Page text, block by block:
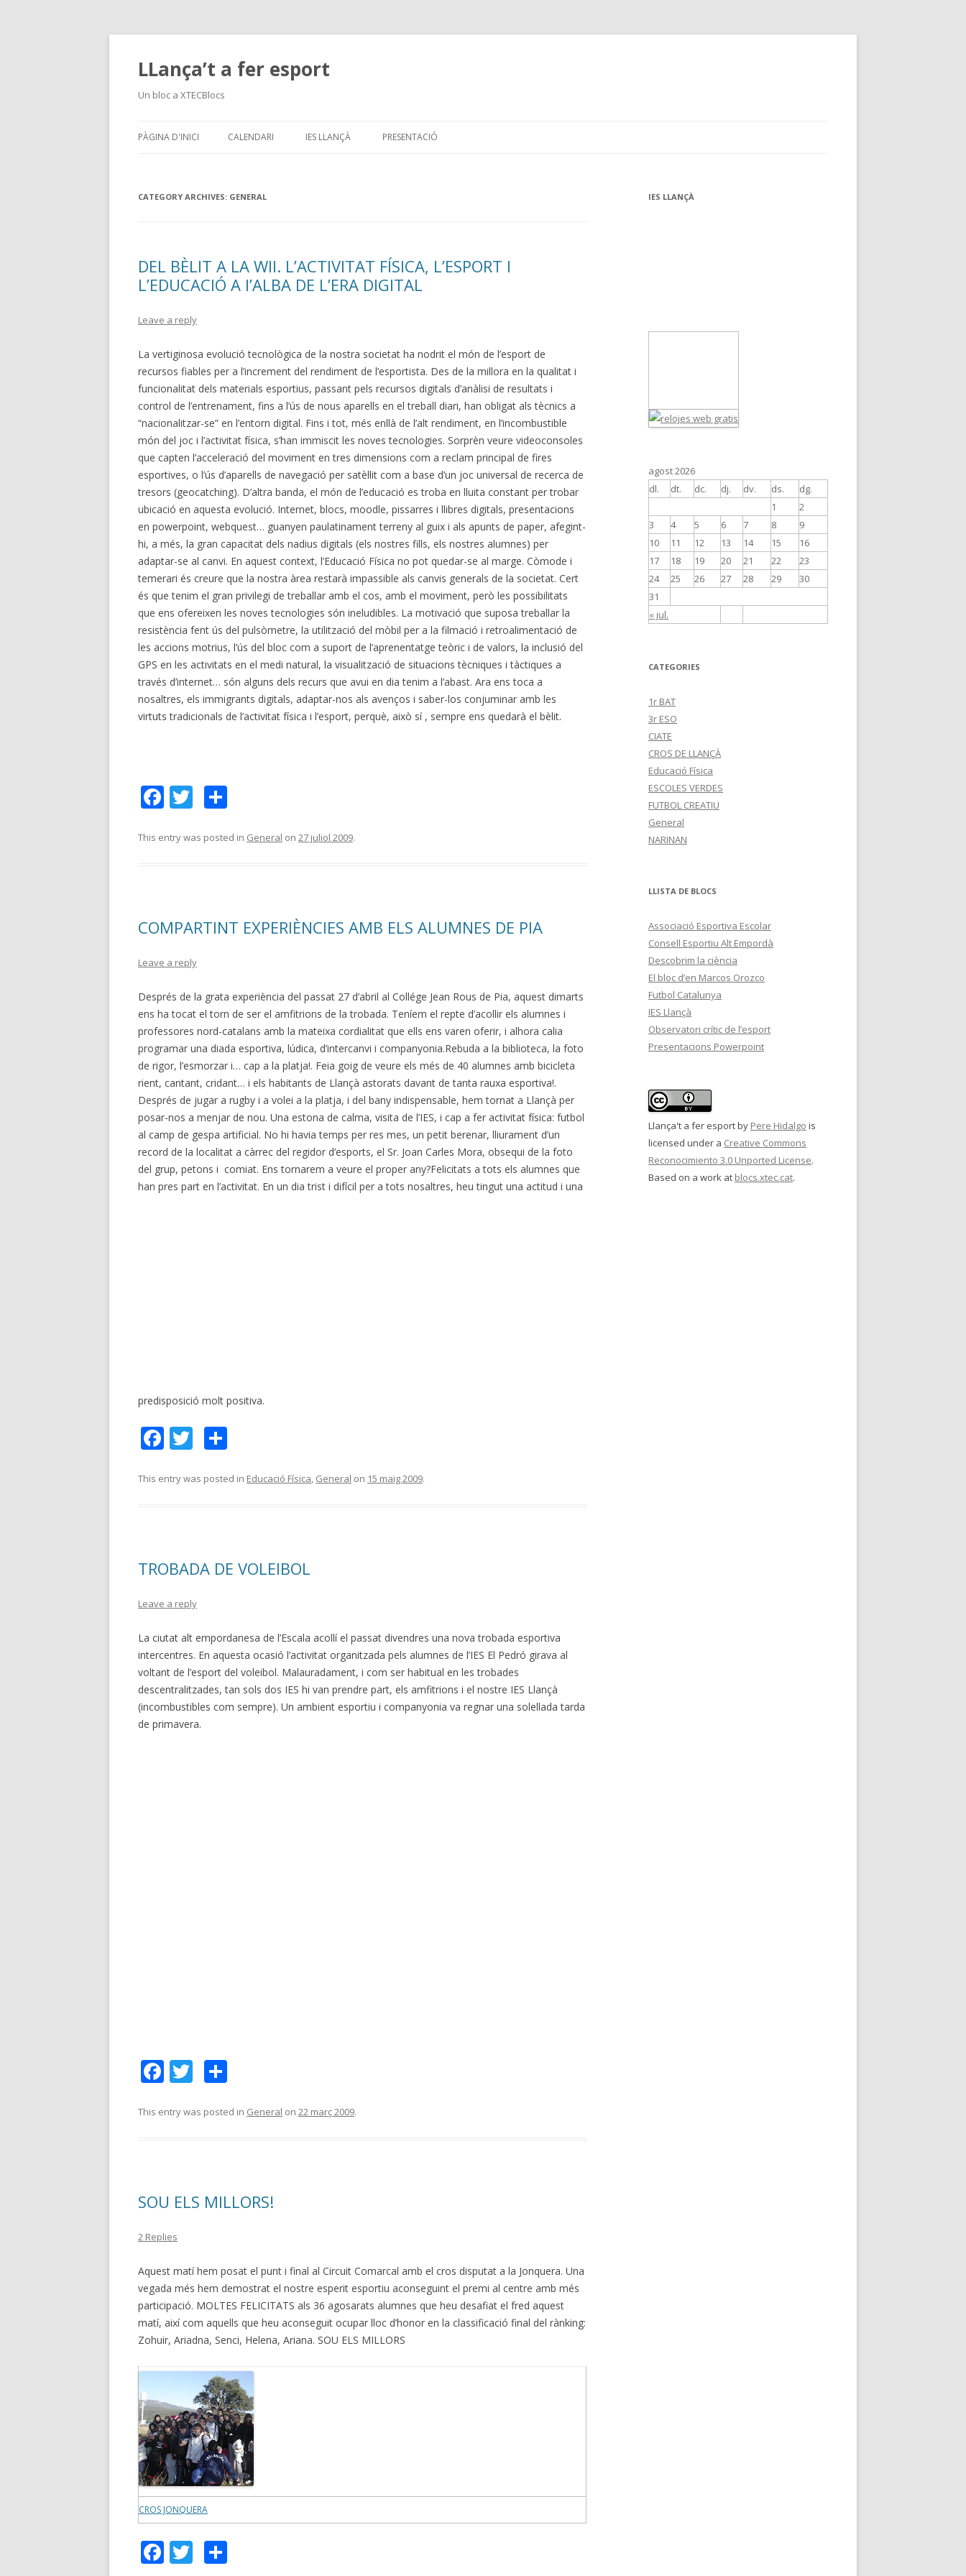
LLança’t a fer esport
Un bloc a XTECBlocs
PÀGINA D'INICI CALENDARI IES LLANÇÀ PRESENTACIÓ
CATEGORY ARCHIVES: GENERAL
DEL BÈLIT A LA WII. L’ACTIVITAT FÍSICA, L’ESPORT I
L’EDUCACIÓ A l’ALBA DE L’ERA DIGITAL
Leave a reply
La vertiginosa evolució tecnològica de la nostra societat ha nodrit el món de l’esport de
recursos fiables per a l’increment del rendiment de l’esportista. Des de la millora en la qualitat i
funcionalitat dels materials esportius, passant pels recursos digitals d’anàlisi de resultats i
control de l’entrenament, fins a l’ús de nous aparells en el treball diari, han obligat als tècnics a
“nacionalitzar-se” en l’entorn digital. Fins i tot, més enllà de l’alt rendiment, en l’incombustible
món del joc i l’activitat física, s’han immiscit les noves tecnologies. Sorprèn veure videoconsoles
que capten l’acceleració del moviment en tres dimensions com a reclam principal de fires
esportives, o l’ús d’aparells de navegació per satèl·lit com a base d’un joc universal de recerca de
tresors (geocatching). D’altra banda, el món de l’educació es troba en lluita constant per trobar
ubicació en aquesta evolució. Internet, blocs, moodle, pissarres i llibres digitals, presentacions
en powerpoint, webquest… guanyen paulatinament terreny al guix i als apunts de paper, afegint-
hi, a més, la gran capacitat dels nadius digitals (els nostres fills, els nostres alumnes) per
adaptar-se al canvi. En aquest context, l’Educació Física no pot quedar-se al marge. Còmode i
temerari és creure que la nostra àrea restarà impassible als canvis generals de la societat. Cert
és que tenim el gran privilegi de treballar amb el cos, amb el moviment, però les possibilitats
que ens ofereixen les noves tecnologies són ineludibles. La motivació que suposa treballar la
resistència fent ús del pulsòmetre, la utilització del mòbil per a la filmació i retroalimentació de
les accions motrius, l’ús del bloc com a suport de l’aprenentatge teòric i de valors, la inclusió del
GPS en les activitats en el medi natural, la visualització de situacions tècniques i tàctiques a
través d’internet… són alguns dels recurs que avui en dia tenim a l’abast. Ara ens toca a
nosaltres, els immigrants digitals, adaptar-nos als avenços i saber-los conjuminar amb les
virtuts tradicionals de l’activitat física i l’esport, perquè, això sí , sempre ens quedarà el bèlit.
F
e
k
T
itt m
ix
This entry was posted in General on 27 juliol 2009.
COMPARTINT EXPERIÈNCIES AMB ELS ALUMNES DE PIA
Leave a reply
Després de la grata experiència del passat 27 d’abril al Collége Jean Rous de Pia, aquest dimarts
ens ha tocat el torn de ser el amfitrions de la trobada. Teníem el repte d’acollir els alumnes i
professores nord-catalans amb la mateixa cordialitat que ells ens varen oferir, i alhora calia
programar una diada esportiva, lúdica, d’intercanvi i companyonia.Rebuda a la biblioteca, la foto
de rigor, l’esmorzar i… cap a la platja!. Feia goig de veure els més de 40 alumnes amb bicicleta
rient, cantant, cridant… i els habitants de Llançà astorats davant de tanta rauxa esportiva!.
Després de jugar a rugby i a volei a la platja, i del bany indispensable, hem tornat a Llançà per
posar-nos a menjar de nou. Una estona de calma, visita de l’IES, i cap a fer activitat física: futbol
al camp de gespa artificial. No hi havia temps per res mes, un petit berenar, lliurament d’un
record de la localitat a càrrec del regidor d’esports, el Sr. Joan Carles Mora, obsequi de la foto
del grup, petons i comiat. Ens tornarem a veure el proper any?Felicitats a tots els alumnes que
han pres part en l’activitat. En un dia trist i difícil per a tots nosaltres, heu tingut una actitud i una
predisposició molt positiva.
F
e
k
T
itt m
ix
This entry was posted in Educació Física, General on 15 maig 2009.
TROBADA DE VOLEIBOL
Leave a reply
La ciutat alt empordanesa de l’Escala acollí el passat divendres una nova trobada esportiva
intercentres. En aquesta ocasió l’activitat organitzada pels alumnes de l’IES El Pedró girava al
voltant de l’esport del voleibol. Malauradament, i com ser habitual en les trobades
descentralitzades, tan sols dos IES hi van prendre part, els amfitrions i el nostre IES Llançà
(incombustibles com sempre). Un ambient esportiu i companyonia va regnar una solellada tarda
de primavera.
F
e
k
T
itt m
ix
This entry was posted in General on 22 març 2009.
SOU ELS MILLORS!
2 Replies
Aquest matí hem posat el punt i final al Circuit Comarcal amb el cros disputat a la Jonquera. Una
vegada més hem demostrat el nostre esperit esportiu aconseguint el premi al centre amb més
participació. MOLTES FELICITATS als 36 agosarats alumnes que heu desafiat el fred aquest
matí, així com aquells que heu aconseguit ocupar lloc d’honor en la classificació final del rànking:
Zohuir, Ariadna, Senci, Helena, Ariana. SOU ELS MILLORS
CROS JONQUERA
F T
IES LLANÇÀ
agost 2026
dl.
dt. dc. dj. dv. ds. dg.
« jul.
1
2
3
4 5 6 7 8
9
10
11 12 13 14 15
16
17
18 19 20 21 22
23
24
25 26 27 28 29
30
31
CATEGORIES
1r BAT
3r ESO
CIATE
CROS DE LLANÇÀ
Educació Física
ESCOLES VERDES
FUTBOL CREATIU
General
NARINAN
LLISTA DE BLOCS
Associació Esportiva Escolar
Consell Esportiu Alt Empordà
Descobrim la ciència
El bloc d’en Marcos Orozco
Futbol Catalunya
IES Llançà
Observatori crític de l’esport
Presentacions Powerpoint
Llança't a fer esportby Pere Hidalgo is
licensed under a Creative Commons
Reconocimiento 3.0 Unported License.
Based on a work at blocs.xtec.cat.